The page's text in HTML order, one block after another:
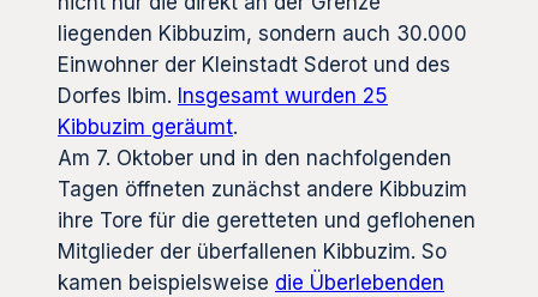
liegenden Kibbuzim, sondern auch 30.000
Einwohner der Kleinstadt Sderot und des
Dorfes Ibim. Insgesamt wurden 25
Kibbuzim geräumt.
Am 7. Oktober und in den nachfolgenden
Tagen öffneten zunächst andere Kibbuzim
ihre Tore für die geretteten und geflohenen
Mitglieder der überfallenen Kibbuzim. So
kamen beispielsweise die Überlebenden